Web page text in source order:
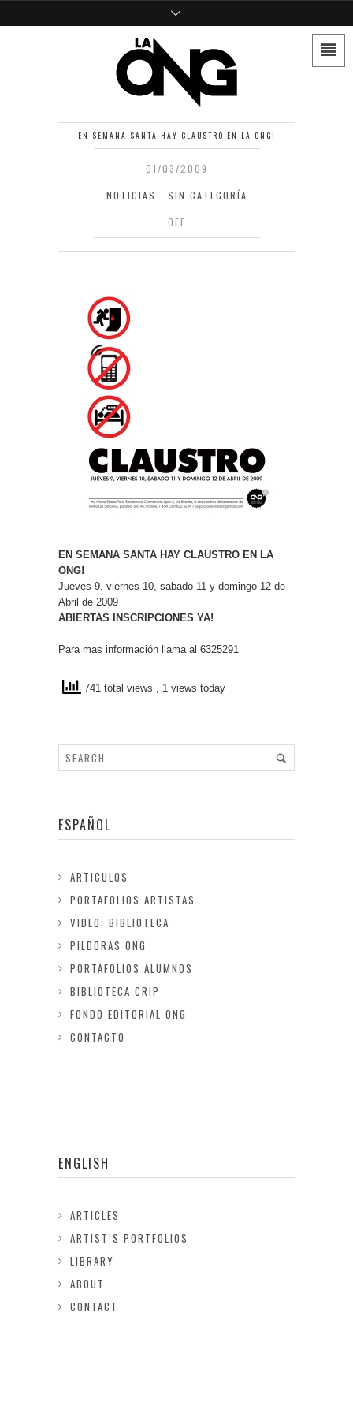
EN SEMANA SANTA HAY CLAUSTRO EN LA ONG!
01/03/2009
NOTICIAS · SIN CATEGORÍA
OFF
EN SEMANA SANTA HAY CLAUSTRO EN LA
ONG!
Jueves 9, viernes 10, sabado 11 y domingo 12 de
Abril de 2009
ABIERTAS INSCRIPCIONES YA!
Para mas información llama al 6325291
741 total views , 1 views today
ESPAÑOL
ARTICULOS
PORTAFOLIOS ARTISTAS
VIDEO: BIBLIOTECA
PILDORAS ONG
PORTAFOLIOS ALUMNOS
BIBLIOTECA CRIP
FONDO EDITORIAL ONG
CONTACTO
ENGLISH
ARTICLES
ARTIST’S PORTFOLIOS
LIBRARY
ABOUT
CONTACT